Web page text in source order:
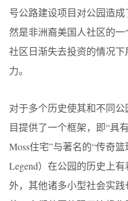
号公路建设项目对公园造
然是非洲裔美国人社区的
社区日渐失去投资的情况
力。
对于多个历史使其和不同
目提供了一个框架，即“具
Moss住宅”与著名的“传奇篮
Legend）在公园的历史上
外，其他诸多小型社会实